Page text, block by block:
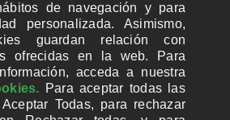
de navegación y para
personalizada. Asimismo,
guardan relación con
ofrecidas en la web. Para
acceda a nuestra
Para aceptar todas las
Todas, para rechazar